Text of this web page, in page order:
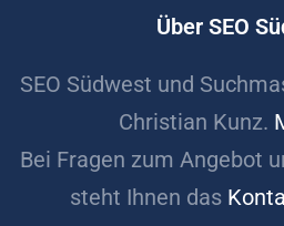
Über SEO
SEO Südwest und
Christian Kunz.
Bei Fragen zum Angebot
steht Ihnen das